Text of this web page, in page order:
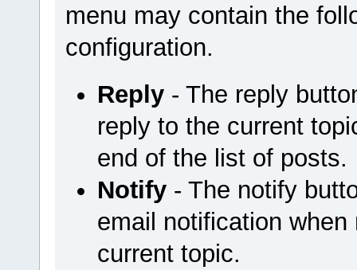
menu may contain the
configuration.
Reply- The reply
reply to the current
end of the list of posts.
Notify- The notify
email notification
current topic.